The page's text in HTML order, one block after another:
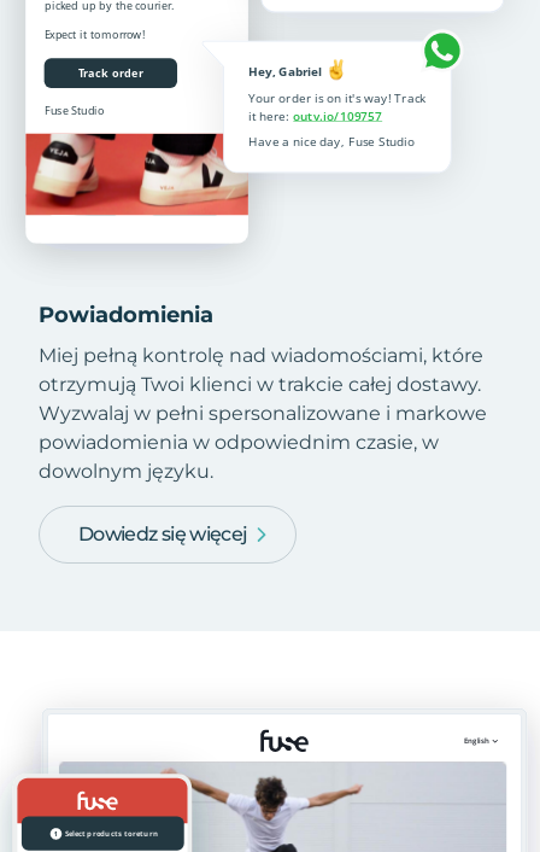
Powiadomienia
Miej pełną kontrolę nad wiadomościami, które
otrzymują Twoi klienci w trakcie całej dostawy.
Wyzwalaj w pełni spersonalizowane i markowe
powiadomienia w odpowiednim czasie, w
dowolnym języku.
Dowiedz się więcej